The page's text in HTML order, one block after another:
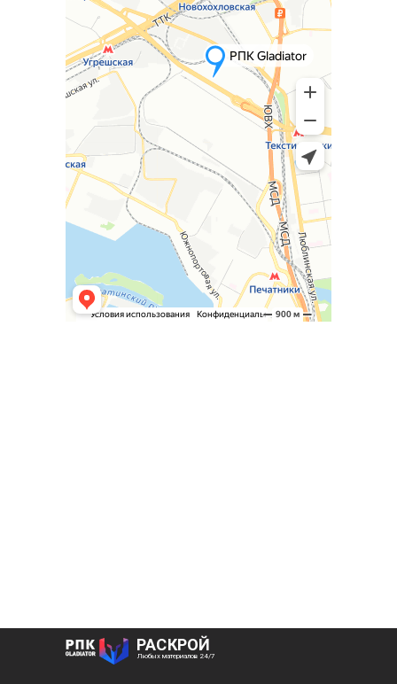
Любых материалов 24/7
РАСКРОЙ